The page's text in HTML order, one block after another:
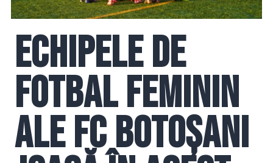
Echipele de
fotbal feminin
ale FC Botoșani